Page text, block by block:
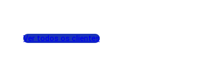
Ver todos os clientes